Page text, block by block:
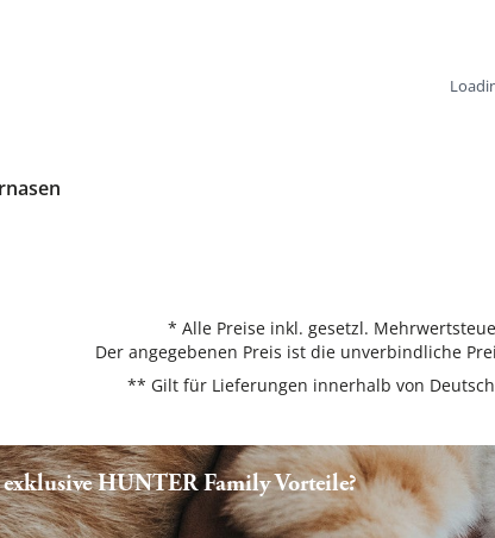
* Alle Preise inkl. gesetzl.
Der angegebenen Preis ist die unverbindliche
** Gilt für Lieferungen innerhalb von
HUNTER Family Vorteile?